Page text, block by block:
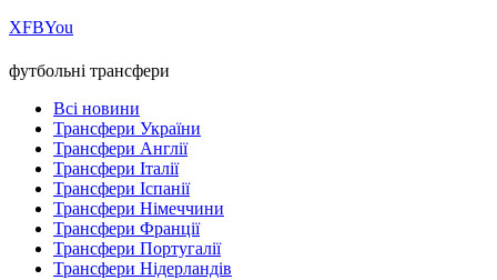
ХFBYou
футбольні трансфери
Всі новини
Трансфери України
Трансфери Англії
Трансфери Італії
Трансфери Іспанії
Трансфери Німеччини
Трансфери Франції
Трансфери Португалії
Трансфери Нідерландів